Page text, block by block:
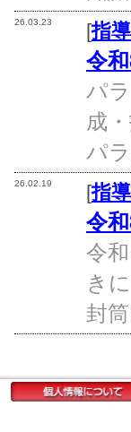
26.03.23 [指
令
パ
成
パ
26.02.19 [指
令
令
き
封